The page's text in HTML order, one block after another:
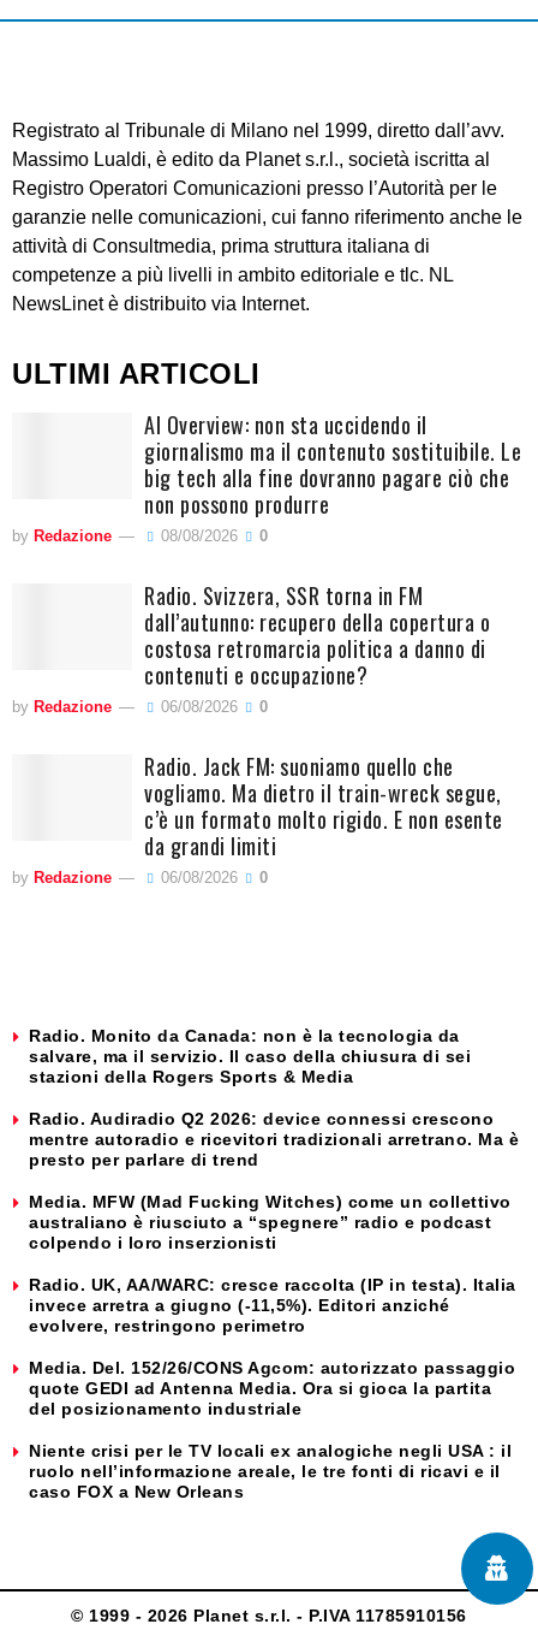
Registrato al Tribunale di Milano nel 1999, diretto dall’avv.
Massimo Lualdi, è edito da Planet s.r.l., società iscritta al
Registro Operatori Comunicazioni presso l’Autorità per le
garanzie nelle comunicazioni, cui fanno riferimento anche le
attività di Consultmedia, prima struttura italiana di
competenze a più livelli in ambito editoriale e tlc. NL
NewsLinet è distribuito via Internet.
ULTIMI ARTICOLI
AI Overview: non sta uccidendo il
giornalismo ma il contenuto sostituibile. Le
big tech alla fine dovranno pagare ciò che
non possono produrre
by Redazione 08/08/2026 0
Radio. Svizzera, SSR torna in FM
dall’autunno: recupero della copertura o
costosa retromarcia politica a danno di
contenuti e occupazione?
by Redazione 06/08/2026 0
Radio. Jack FM: suoniamo quello che
vogliamo. Ma dietro il train-wreck segue,
c’è un formato molto rigido. E non esente
da grandi limiti
by Redazione 06/08/2026 0
Radio. Monito da Canada: non è la tecnologia da
salvare, ma il servizio. Il caso della chiusura di sei
stazioni della Rogers Sports & Media
Radio. Audiradio Q2 2026: device connessi crescono
mentre autoradio e ricevitori tradizionali arretrano. Ma è
presto per parlare di trend
Media. MFW (Mad Fucking Witches) come un collettivo
australiano è riusciuto a “spegnere” radio e podcast
colpendo i loro inserzionisti
Radio. UK, AA/WARC: cresce raccolta (IP in testa). Italia
invece arretra a giugno (-11,5%). Editori anziché
evolvere, restringono perimetro
Media. Del. 152/26/CONS Agcom: autorizzato passaggio
quote GEDI ad Antenna Media. Ora si gioca la partita
del posizionamento industriale
Niente crisi per le TV locali ex analogiche negli USA : il
ruolo nell’informazione areale, le tre fonti di ricavi e il
caso FOX a New Orleans
© 1999 - 2026 Planet s.r.l. - P.IVA 11785910156